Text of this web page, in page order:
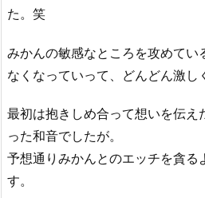
た。笑
みかんの敏感なところを攻めてい
なくなっていって、どんどん激し
最初は抱きしめ合って想いを伝え
った和音でしたが。
予想通りみかんとのエッチを貪る
す。